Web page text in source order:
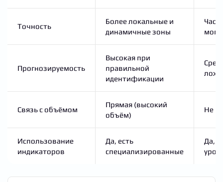
Точность
Более локальные и
динамичные зоны
Прогнозируемость
Высокая при
правильной
идентификации
Связь с объёмом
Прямая (высокий
объём)
Не
Использование
индикаторов
Да, есть
специализированные
Да,